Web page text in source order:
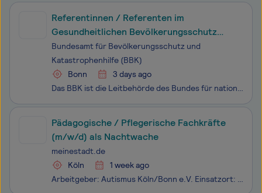
Referentinnen / Referenten im
Gesundheitlichen Bevölkerungsschutz
(w/m/d) im Referat A.I.5 „Klinische
Versorgung“
Bundesamt für Bevölkerungsschutz und
Katastrophenhilfe (BBK)
Bonn
3 days ago
Das BBK ist die Leitbehörde des Bundes für nationales Krisen­management in Deutschland. Wir sichern die Qualität des Krisen­managements in einer zentralen Koordinierungsrolle mit föderalen, internationalen und sektorübergreifenden Partnerinnen und Partnern. Angesichts dieser Aufgabe wächst unser int
Pädagogische / Pflegerische Fachkräfte
(m/w/d) als Nachtwache
meinestadt.de
Köln
1 week ago
Arbeitgeber: Autismus Köln/Bonn e.V. Einsatzort: 50737 Köln Für unsere intensiv ambulante Wohngemeinschaft in 50737 Köln-Weidenpesch suchen wir für sofort Pädagogische / Pflegerische Fachkräfte (m/w/d) als NachtwacheBeschäftigungsumfang: 50% - 100% Mit diesem Wohnangebot bieten wir sechs u.a. Mensc